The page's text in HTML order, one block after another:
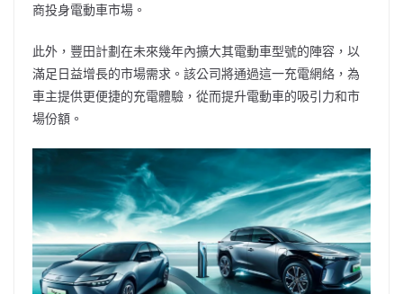
商投身電動車市場。
此外，豐田計劃在未來幾年內擴大其電動車型號的陣容，以
滿足日益增長的市場需求。該公司將通過這一充電網絡，為
車主提供更便捷的充電體驗，從而提升電動車的吸引力和市
場份額。